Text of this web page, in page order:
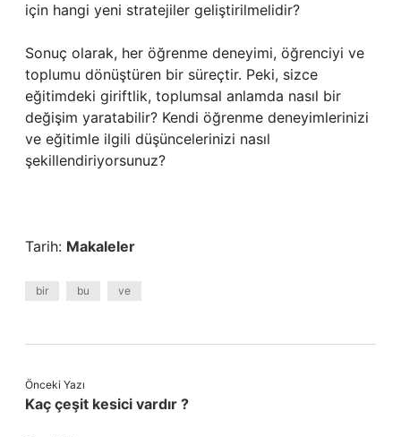
için hangi yeni stratejiler geliştirilmelidir?
Sonuç olarak, her öğrenme deneyimi, öğrenciyi ve
toplumu dönüştüren bir süreçtir. Peki, sizce
eğitimdeki giriftlik, toplumsal anlamda nasıl bir
değişim yaratabilir? Kendi öğrenme deneyimlerinizi
ve eğitimle ilgili düşüncelerinizi nasıl
şekillendiriyorsunuz?
Tarih: Makaleler
bir bu ve
Önceki Yazı
Kaç çeşit kesici vardır ?